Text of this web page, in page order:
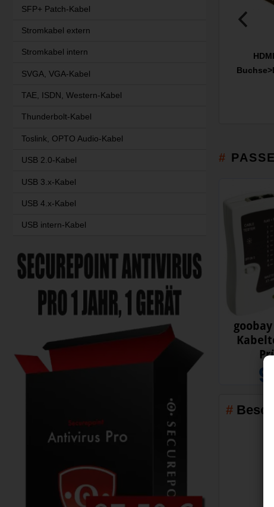
SFP+ Patch-Kabel
Stromkabel extern
Stromkabel intern
SVGA, VGA-Kabel
TAE, ISDN, Western-Kabel
Thunderbolt-Kabel
Toslink, OPTO Audio-Kabel
USB 2.0-Kabel
USB 3.x-Kabel
USB 4.x-Kabel
USB intern-Kabel